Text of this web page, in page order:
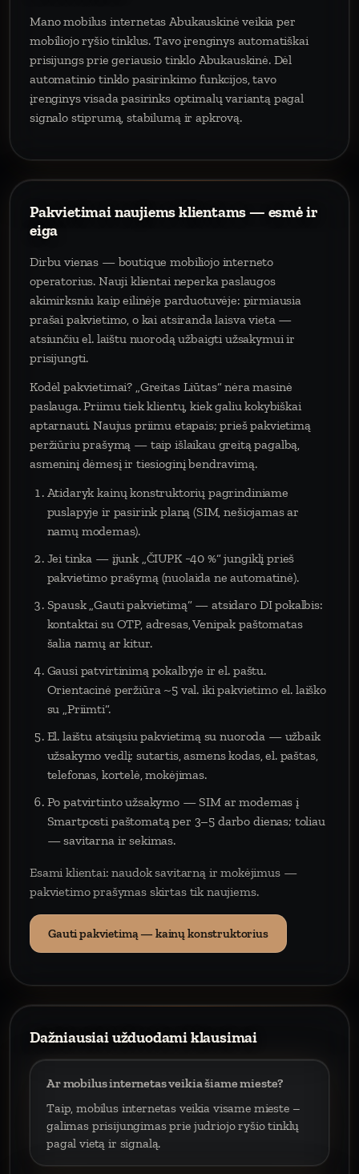
Mano mobilus internetas Abukauskinė veikia per
mobiliojo ryšio tinklus. Tavo įrenginys automatiškai
prisijungs prie geriausio tinklo Abukauskinė. Dėl
automatinio tinklo pasirinkimo funkcijos, tavo
įrenginys visada pasirinks optimalų variantą pagal
signalo stiprumą, stabilumą ir apkrovą.
Pakvietimai naujiems klientams — esmė ir
eiga
Dirbu vienas — boutique mobiliojo interneto
operatorius. Nauji klientai neperka paslaugos
akimirksniu kaip eilinėje parduotuvėje: pirmiausia
prašai pakvietimo, o kai atsiranda laisva vieta —
atsiunčiu el. laištu nuorodą užbaigti užsakymui ir
prisijungti.
Kodėl pakvietimai? „Greitas Liūtas“ nėra masinė
paslauga. Priimu tiek klientų, kiek galiu kokybiškai
aptarnauti. Naujus priimu etapais; prieš pakvietimą
peržiūriu prašymą — taip išlaikau greitą pagalbą,
asmeninį dėmesį ir tiesioginį bendravimą.
Atidaryk kainų konstruktorių pagrindiniame
puslapyje ir pasirink planą (SIM, nešiojamas ar
namų modemas).
Jei tinka — įjunk „ČIUPK −40 %“ jungiklį prieš
pakvietimo prašymą (nuolaida ne automatinė).
Spausk „Gauti pakvietimą“ — atsidaro DI pokalbis:
kontaktai su OTP, adresas, Venipak paštomatas
šalia namų ar kitur.
Gausi patvirtinimą pokalbyje ir el. paštu.
Orientacinė peržiūra ~5 val. iki pakvietimo el. laiško
su „Priimti“.
El. laištu atsiųsiu pakvietimą su nuoroda — užbaik
užsakymo vedlį: sutartis, asmens kodas, el. paštas,
telefonas, kortelė, mokėjimas.
Po patvirtinto užsakymo — SIM ar modemas į
Smartposti paštomatą per 3–5 darbo dienas; toliau
— savitarna ir sekimas.
Esami klientai: naudok savitarną ir mokėjimus —
pakvietimo prašymas skirtas tik naujiems.
Gauti pakvietimą — kainų konstruktorius
Dažniausiai užduodami klausimai
Ar mobilus internetas veikia šiame mieste?
Taip, mobilus internetas veikia visame mieste –
galimas prisijungimas prie judriojo ryšio tinklų
pagal vietą ir signalą.